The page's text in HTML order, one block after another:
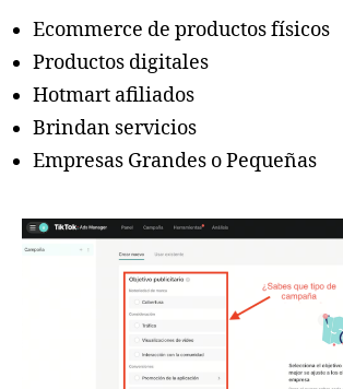
Ecommerce de productos físicos
Productos digitales
Hotmart afiliados
Brindan servicios
Empresas Grandes o Pequeñas